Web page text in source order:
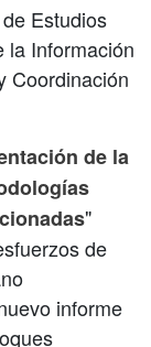
Estudios
la Información
Coordinación
de la
"
de
informe